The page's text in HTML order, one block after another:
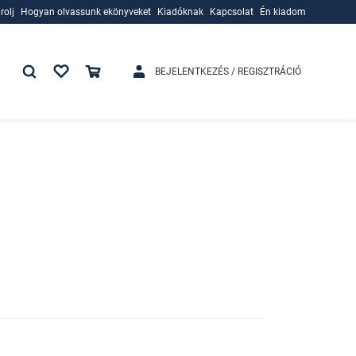
Hogyan olvassunk ekönyveket
Kiadóknak
Kapcsolat Én kiadom
BEJELENTKEZÉS / REGISZTRÁCIÓ